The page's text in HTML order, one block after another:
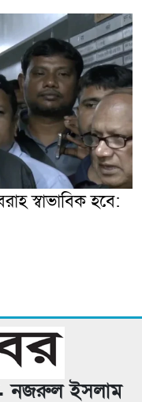
স্বাভাবিক হবে:
নজরুল ইসলাম